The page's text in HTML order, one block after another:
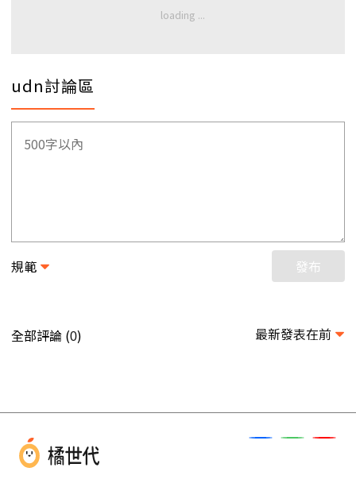
udn討論區
規範 發布
全部評論 (0) 最新發表在前